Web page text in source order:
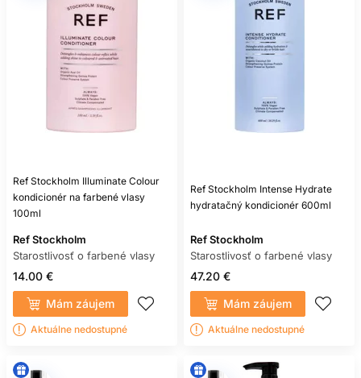
MÔŽEM POUŽÍVAŤ OLEJ PRED
Iba ak konkrétny produkt deklaruje tepelnú ochranu a návod
PREČO FARBA RÝCHLO BLEDNE?
Ovplyvňuje ju typ farby, porozita, frekvencia umývania,
Ref Stockholm Illuminate Colour
kondicionér na farbené vlasy
100ml
Ref Stockholm
Starostlivosť o farbené vlasy
14.00 €
Mám záujem
Aktuálne nedostupné
Ref Stockholm Intense Hydrate
hydratačný kondicionér 600ml
Ref Stockholm
Starostlivosť o farbené vlasy
47.20 €
Mám záujem
Aktuálne nedostupné